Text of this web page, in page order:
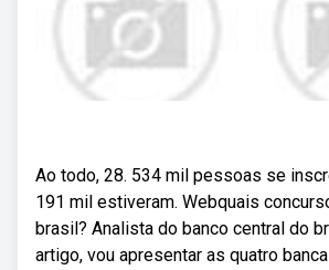
Ao todo, 28. 534 mil pessoas se
191 mil estiveram. Webquais
brasil? Analista do banco central do
artigo, vou apresentar as quatro